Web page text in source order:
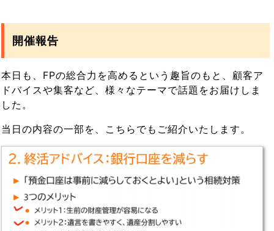
開催報告
本日も、FPの総合力を高めるという趣旨のもと、顧客ア
ドバイスや集客など、様々なテーマで話題をお届けしま
した。
当日の内容の一部を、こちらでもご紹介いたします。